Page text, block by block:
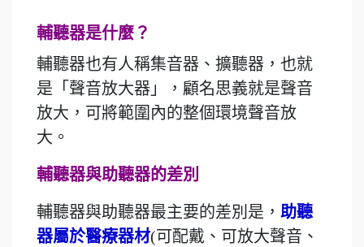
輔聽器是什麼？
輔聽器也有人稱集音器、擴聽器，也就
是「聲音放大器」，顧名思義就是聲音
放大，可將範圍內的整個環境聲音放
大。
輔聽器與助聽器的差別
輔聽器與助聽器最主要的差別是， 助聽
器屬於醫療器材(可配戴、可放大聲音、